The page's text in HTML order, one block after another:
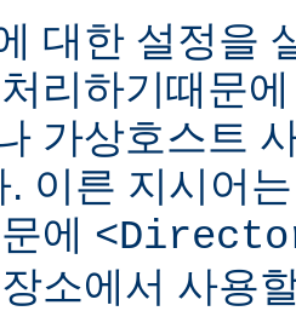
대한 설정을
리하기때문
가상호스트
. 이른 지시어
에
소에서 사용